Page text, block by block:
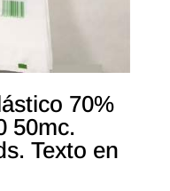
70%
50mc.
Texto en